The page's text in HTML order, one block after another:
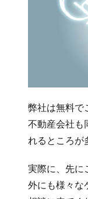
弊社は無料で
不動産会社も
れるところが
実際に、先
外にも様々な